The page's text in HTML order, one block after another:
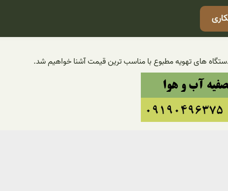
های تهویه مطبوع با مناسب ترین قیمت آشنا خواهیم شد.